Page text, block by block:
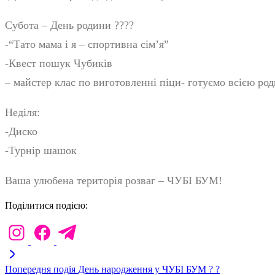
Субота – День родини ?‍?‍?‍?
-“Тато мама і я – спортивна сім’я”
-Квест пошук Чубиків
– майстер клас по виготовленні піци- готуємо всією
Неділя:
-Диско
-Турнір шашок
Ваша улюбена територія розваг – ЧУБІ БУМ!
Поділитися подією:
Попередня подія День народження у ЧУБІ БУМ ? ?